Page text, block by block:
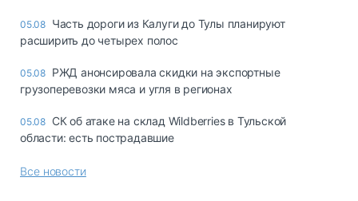
05.08 Часть дороги из Калуги до Тулы планируют
расширить до четырех полос
05.08 РЖД анонсировала скидки на экспортные
грузоперевозки мяса и угля в регионах
05.08 СК об атаке на склад Wildberries в Тульской
области: есть пострадавшие
Все новости